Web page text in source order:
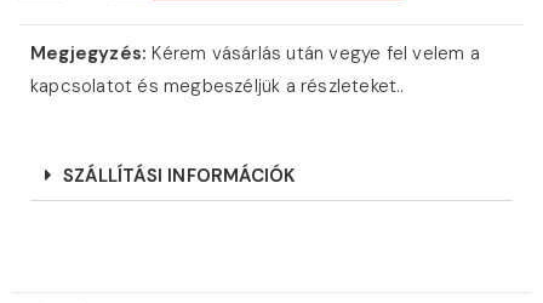
Megjegyzés: Kérem vásárlás után vegye fel velem a
kapcsolatot és megbeszéljük a részleteket..
SZÁLLÍTÁSI INFORMÁCIÓK